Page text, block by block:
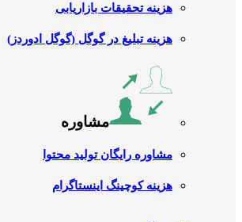
هزینه تحقیقات بازاریابی
هزینه تبلیغ در گوگل (گوگل ادوردز)
مشاوره
مشاوره رایگان تولید محتوا
هزینه کوچینگ اینستاگرام